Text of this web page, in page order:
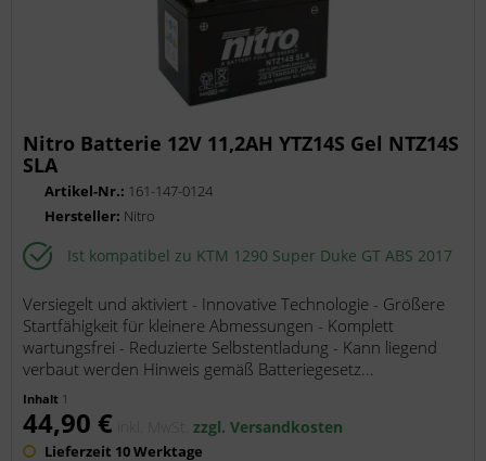
Nitro Batterie 12V 11,2AH YTZ14S Gel NTZ14S
SLA
Artikel-Nr.: 161-147-0124
Hersteller: Nitro
Ist kompatibel zu KTM 1290 Super Duke GT ABS 2017
Versiegelt und aktiviert - Innovative Technologie - Größere
Startfähigkeit für kleinere Abmessungen - Komplett
wartungsfrei - Reduzierte Selbstentladung - Kann liegend
verbaut werden Hinweis gemäß Batteriegesetz...
Inhalt 1
44,90 € inkl. MwSt.zzgl. Versandkosten
Lieferzeit 10 Werktage